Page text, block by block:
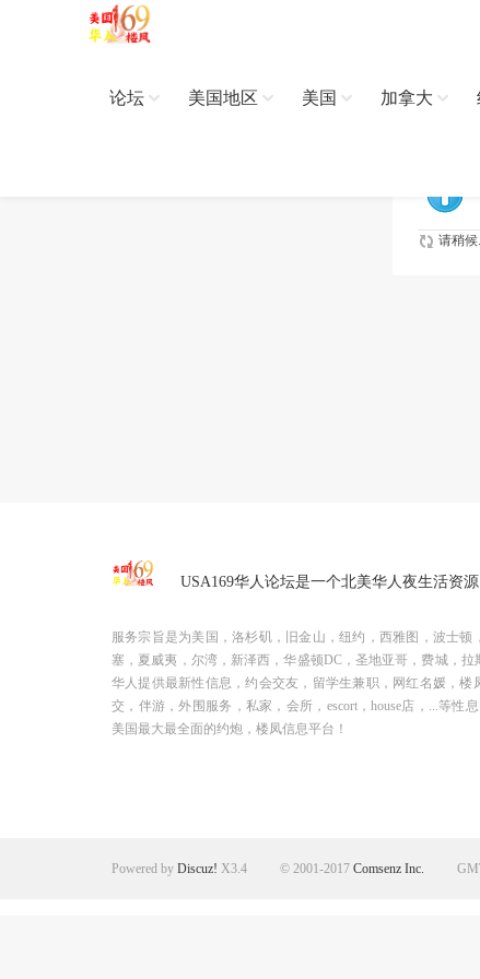
论坛 美国地区 美国 加拿大
请稍候
USA169华人论坛是一个北美华人夜生活资源
服务宗旨是为美国，洛杉矶，旧金山，纽约，西雅图，波士顿
塞，夏威夷，尔湾，新泽西，华盛顿DC，圣地亚哥，费城，
华人提供最新性信息，约会交友，留学生兼职，网红名媛，楼
交，伴游，外围服务，私家，会所，escort，house店，...等性
美国最大最全面的约炮，楼凤信息平台！
Powered by Discuz! X3.4 © 2001-2017 Comsenz Inc.